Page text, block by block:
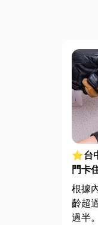
⭐台
門卡
修費
根據
齡超
過半